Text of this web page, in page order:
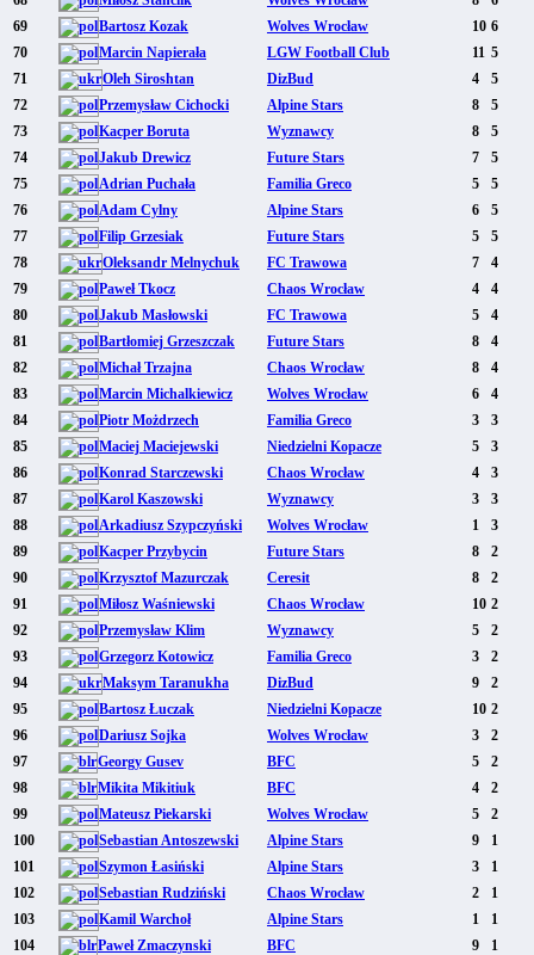
69
Bartosz Kozak Wolves Wrocław 10 6
70
Marcin Napierała LGW Football Club 11 5
71
Oleh Siroshtan DizBud 4
5
72
Przemysław Cichocki Alpine Stars 8
5
73
Kacper Boruta Wyznawcy 8
5
74
Jakub Drewicz Future Stars 7
5
75
Adrian Puchała Familia Greco 5
5
76
Adam Cylny Alpine Stars 6
5
77
Filip Grzesiak Future Stars 5
5
78
Oleksandr Melnychuk FC Trawowa 7
4
79
Paweł Tkocz Chaos Wrocław 4
4
80
Jakub Masłowski FC Trawowa 5
4
81
Bartłomiej Grzeszczak Future Stars 8
4
82
Michał Trzajna Chaos Wrocław 8
4
83
Marcin Michalkiewicz Wolves Wrocław 6
4
84
Piotr Możdrzech Familia Greco 3
3
85
Maciej Maciejewski Niedzielni Kopacze 5
3
86
Konrad Starczewski Chaos Wrocław 4
3
87
Karol Kaszowski Wyznawcy 3
3
88
Arkadiusz Szypczyński Wolves Wrocław 1
3
89
Kacper Przybycin Future Stars 8
2
90
Krzysztof Mazurczak Ceresit 8
2
91
Miłosz Waśniewski Chaos Wrocław 10 2
92
Przemysław Klim Wyznawcy 5
2
93
Grzegorz Kotowicz Familia Greco 3
2
94
Maksym Taranukha DizBud 9
2
95
Bartosz Łuczak Niedzielni Kopacze 10 2
96
Dariusz Sojka Wolves Wrocław 3
2
97
Georgy Gusev BFC 5
2
98
Mikita Mikitiuk BFC 4
2
99
Mateusz Piekarski Wolves Wrocław 5
2
100
Sebastian Antoszewski Alpine Stars 9
1
101
Szymon Łasiński Alpine Stars 3
1
102
Sebastian Rudziński Chaos Wrocław 2
1
103
Kamil Warchoł Alpine Stars 1
1
104
Paweł Zmaczynski BFC 9
1